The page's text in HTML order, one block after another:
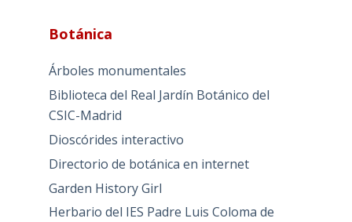
Botánica
Árboles monumentales
Biblioteca del Real Jardín Botánico del
CSIC-Madrid
Dioscórides interactivo
Directorio de botánica en internet
Garden History Girl
Herbario del IES Padre Luis Coloma de